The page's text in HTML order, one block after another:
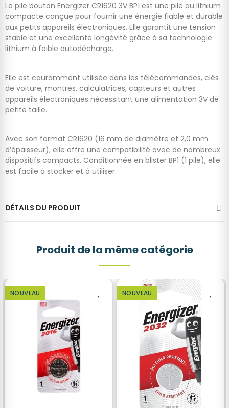
La pile bouton Energizer CR1620 3V BP1 est une pile au lithium
compacte conçue pour fournir une énergie fiable et durable
aux petits appareils électroniques. Elle garantit une tension
stable et une excellente longévité grâce à sa technologie
lithium à faible autodécharge.
Elle est couramment utilisée dans les télécommandes, clés
de voiture, montres, calculatrices, capteurs et autres
appareils électroniques nécessitant une alimentation 3V de
petite taille.
Avec son format CR1620 (16 mm de diamètre et 2,0 mm
d’épaisseur), elle offre une compatibilité avec de nombreux
dispositifs compacts. Conditionnée en blister BP1 (1 pile), elle
est facile à stocker et à utiliser.
DÉTAILS DU PRODUIT
Produit de la même catégorie
NOUVEAU NOUVEAU